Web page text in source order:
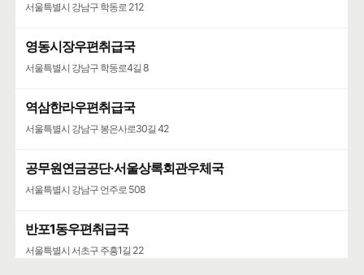
서울특별시 강남구 학동로 212
영동시장우편취급국
서울특별시 강남구 학동로4길 8
역삼한라우편취급국
서울특별시 강남구 봉은사로30길 42
공무원연금공단·서울상록회관우체국
서울특별시 강남구 언주로 508
반포1동우편취급국
서울특별시 서초구 주흥1길 22